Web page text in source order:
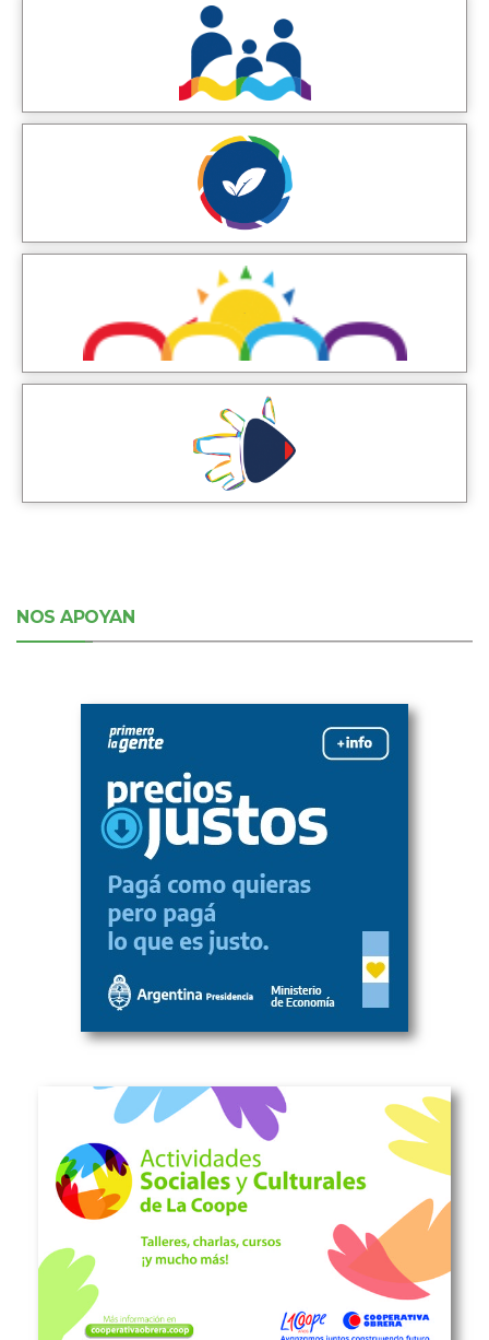
NOS APOYAN